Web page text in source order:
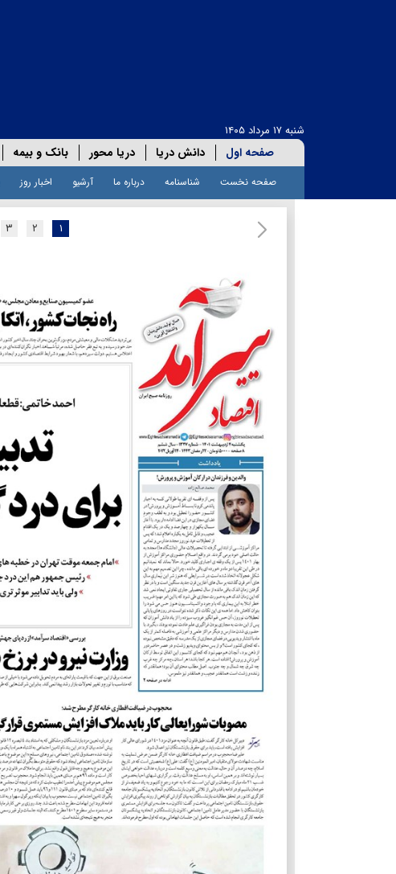
شنبه ۱۷ مرداد ۱۴۰۵
صفحه اول دانش دریا دریا محور بانک و بیمه
صفحه نخست شناسنامه درباره ما آرشیو اخبار روز
۱ ۲ ۳